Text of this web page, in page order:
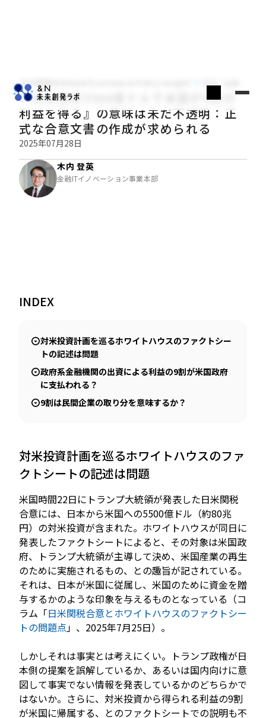
木内登英のGlobal Economy & Policy Insight
『対米投資5500億ドルで米国が9割の
利益を得る』の意味は未だ不透明：正
式な合意文書の作成が求められる
2025年07月28日
木内 登英
金融ITイノベーション事業本部
INDEX
対米投資計画を巡るホワイトハウスのファクトシー
トの記述は問題
政府系金融機関の出資による利益の9割が米国政府
に支払われる？
9割は民間企業の取り分を意味するか？
対米投資計画を巡るホワイトハウスのファ
クトシートの記述は問題
米国時間22日にトランプ大統領が発表した日米関税
合意には、日本から米国への5500億ドル（約80兆
円）の対米投資が含まれた。ホワイトハウスが同日に
発表したファクトシートによると、その対象は米国政
府、トランプ大統領が主導して決め、米国産業の再生
のために実施されるもの、との趣旨が記されている。
それは、日本が米国に従属し、米国のために資金を贈
与するかのような印象を与えるものとなっている（コ
ラム「日米関税合意とホワイトハウスのファクトシー
トの問題点」、2025年7月25日）。
しかしそれは事実とは考えにくい。トランプ政権が日
本側の提案を誤解しているか、あるいは国内向けに意
図して事実でない情報を発表しているかのどちらかで
はないか。さらに、対米投資から得られる利益の9割
が米国に帰属する、とのファクトシートでの説明も不